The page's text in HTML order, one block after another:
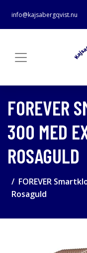
info@kajsabergqvist.nu
FOREVER
300 MED
ROSAGULD
FOREVER
Rosaguld